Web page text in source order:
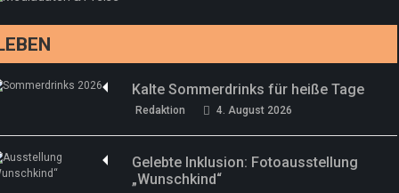
Kalte Sommerdrinks für heiße Tage
Redaktion 4. August 2026
Gelebte Inklusion: Fotoausstellung
„Wunschkind“